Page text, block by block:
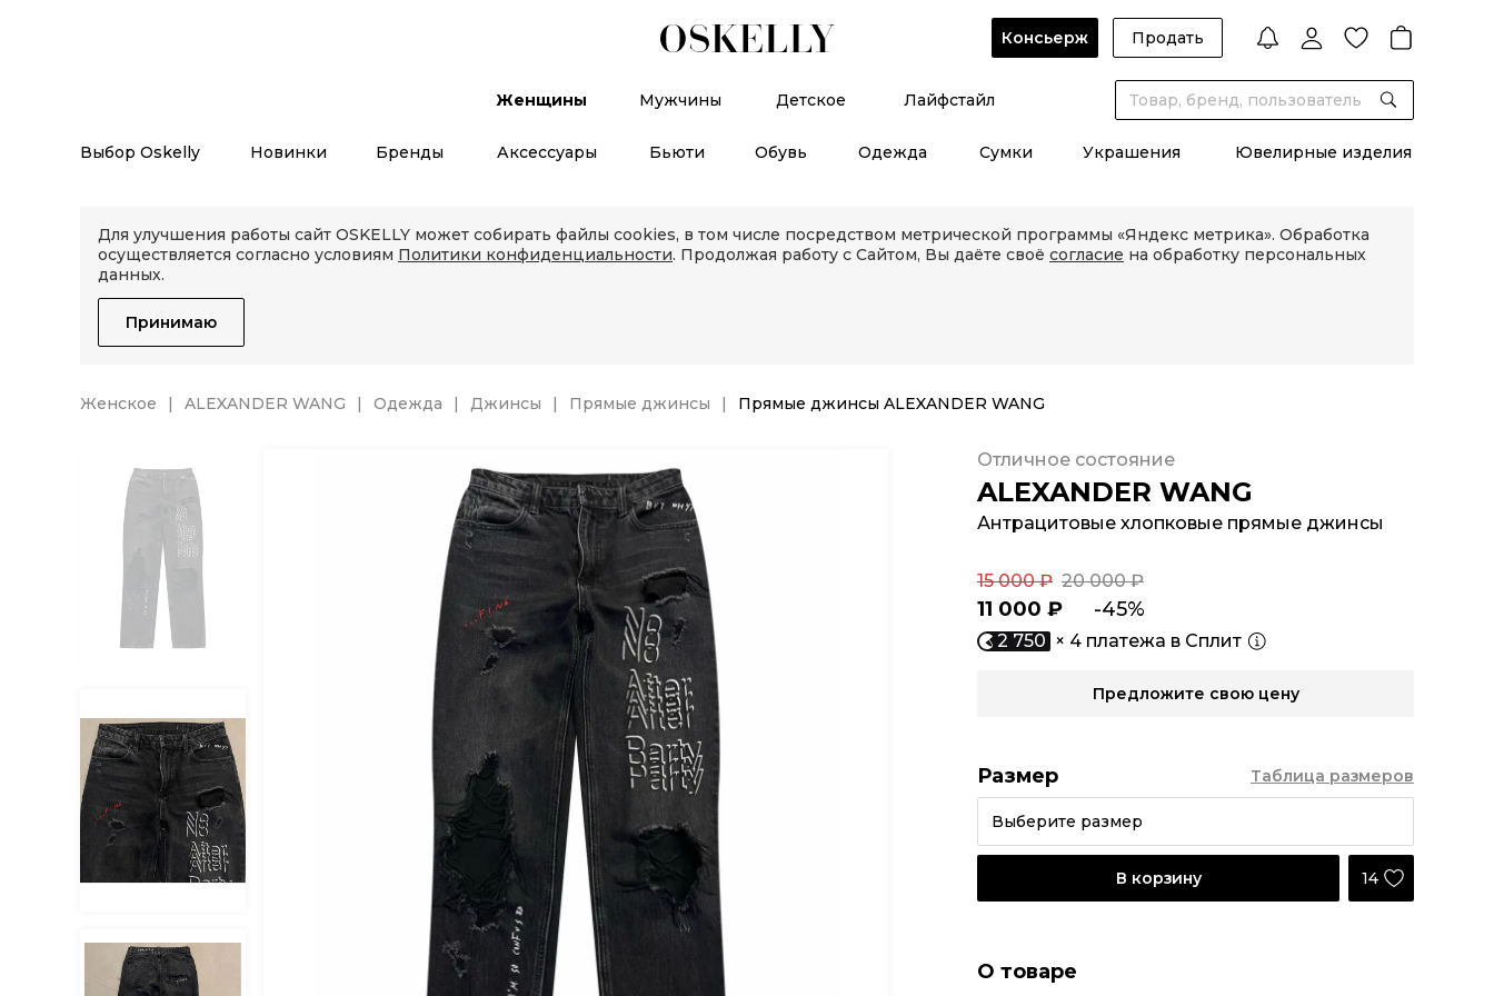
Консьерж Продать
Женщины Мужчины Детское Лайфстайл
Выбор Oskelly Новинки Бренды Аксессуары Бьюти Обувь Одежда Сумки Украшения Ювелирные изделия
Для улучшения работы сайт OSKELLY может собирать файлы cookies, в том числе посредством метрической программы «Яндекс метрика». Обработка
осуществляется согласно условиям Политики конфиденциальности. Продолжая работу с Сайтом, Вы даёте своё согласие на обработку персональных
данных.
Принимаю
Женское ALEXANDER WANG Одежда Джинсы Прямые джинсы Прямые джинсы ALEXANDER WANG
ALEXANDER WANG
Антрацитовые хлопковые прямые джинсы
Отличное состояние
11 000 ₽ -45%
15 000 ₽ 20 000 ₽
2 750 × 4 платежа в Сплит
Предложите свою цену
Размер
Выберите размер
Таблица размеров
В корзину 14
О товаре